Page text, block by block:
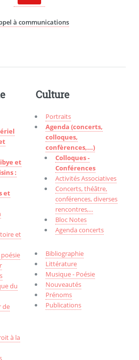
à communications
et
:
et
et
du
de
à la
Culture
Portraits
Agenda (concerts,
colloques,
confèrences,...)
Colloques -
Conférences
Activités Associatives
Concerts, théâtre,
conférences, diverses
rencontres,...
Bloc Notes
Agenda concerts
Bibliographie
Littérature
Musique - Poésie
Nouveautés
Prénoms
Publications